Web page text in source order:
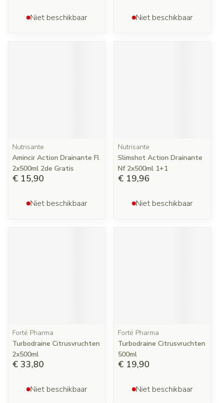
Niet beschikbaar Niet beschikbaar
Nutrisante
Amincir Action Drainante Fl
2x500ml 2de Gratis
€ 15,90
Niet beschikbaar
Nutrisante
Slimshot Action Drainante
Nf 2x500ml 1+1
€ 19,96
Niet beschikbaar
Forté Pharma
Turbodraine Citrusvruchten
2x500ml
€ 33,80
Niet beschikbaar
Forté Pharma
Turbodraine Citrusvruchten
500ml
€ 19,90
Niet beschikbaar